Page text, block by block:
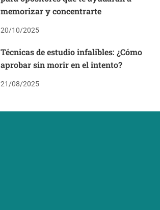
memorizar y concentrarte
20/10/2025
Técnicas de estudio infalibles: ¿Cómo
aprobar sin morir en el intento?
21/08/2025